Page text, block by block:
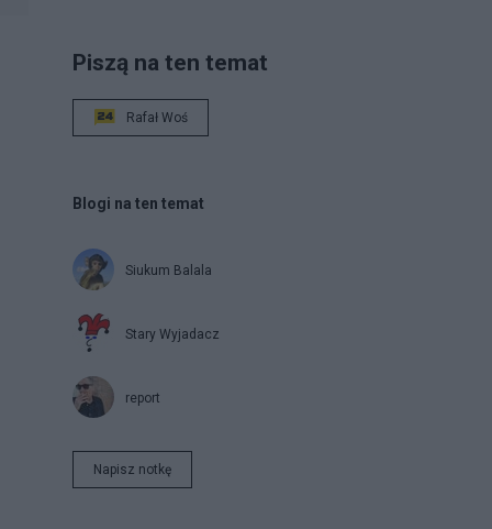
Piszą na ten temat
Rafał Woś
Blogi na ten temat
Siukum Balala
Stary Wyjadacz
report
Napisz notkę